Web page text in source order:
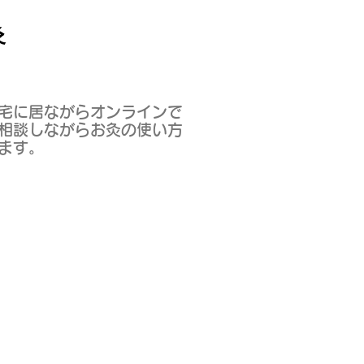
に居ながらオンラインで
談しながらお灸の使い方
す。